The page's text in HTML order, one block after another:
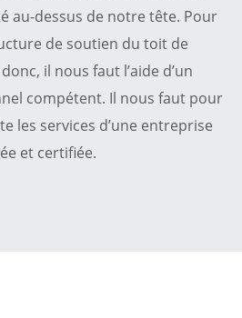
au-dessus de notre tête. Pour
de soutien du toit de
il nous faut l’aide d’un
compétent. Il nous faut pour
les services d’une entreprise
et certifiée.